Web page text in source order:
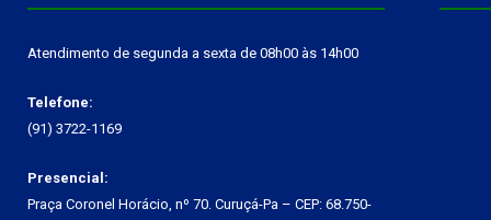
Atendimento de segunda a sexta de 08h00 às 14h00
Telefone:
(91) 3722-1169
Presencial:
Praça Coronel Horácio, nº 70. Curuçá-Pa – CEP: 68.750-